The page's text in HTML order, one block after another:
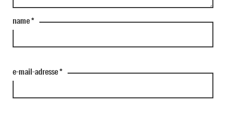
name*
e-mail-adresse*